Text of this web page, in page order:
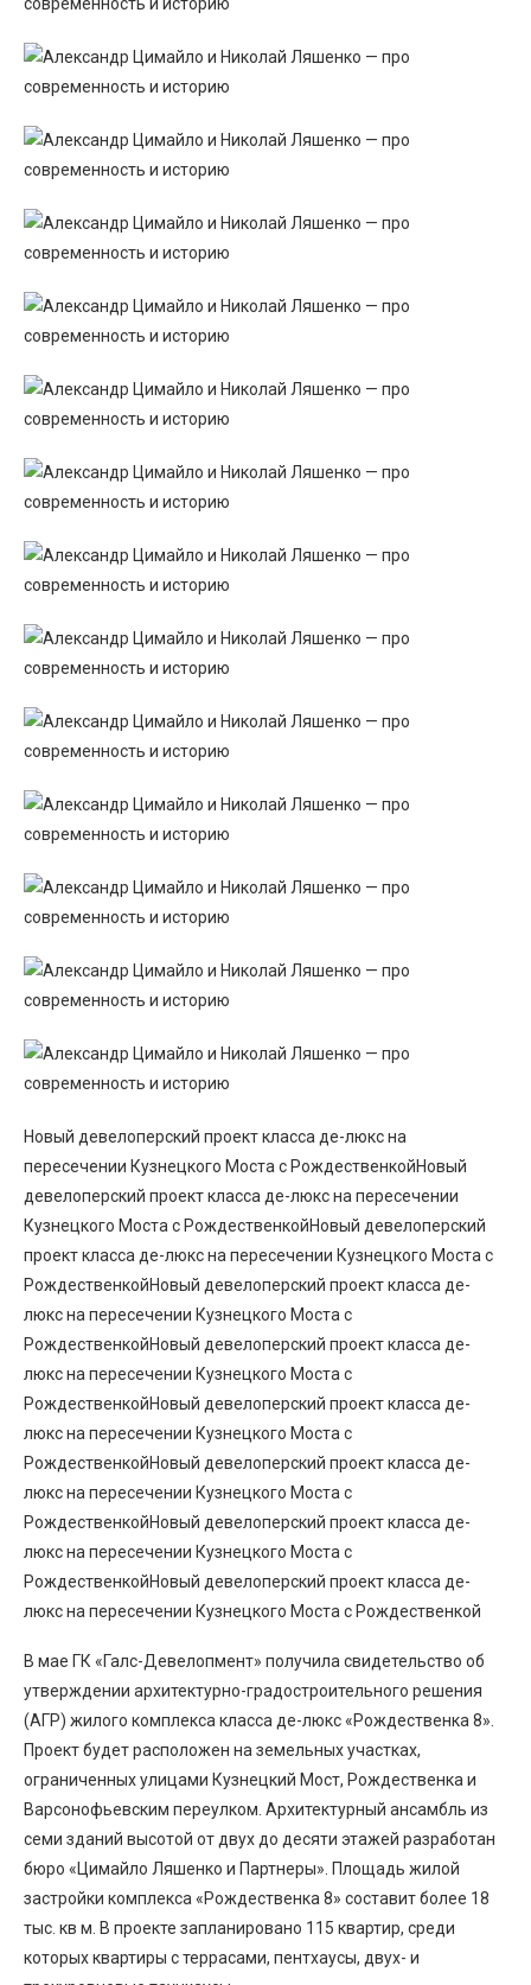
Новый девелоперский проект класса де-люкс на
пересечении Кузнецкого Моста с РождественкойНовый
девелоперский проект класса де-люкс на пересечении
Кузнецкого Моста с РождественкойНовый девелоперский
проект класса де-люкс на пересечении Кузнецкого Моста с
РождественкойНовый девелоперский проект класса де-
люкс на пересечении Кузнецкого Моста с
РождественкойНовый девелоперский проект класса де-
люкс на пересечении Кузнецкого Моста с
РождественкойНовый девелоперский проект класса де-
люкс на пересечении Кузнецкого Моста с
РождественкойНовый девелоперский проект класса де-
люкс на пересечении Кузнецкого Моста с
РождественкойНовый девелоперский проект класса де-
люкс на пересечении Кузнецкого Моста с
РождественкойНовый девелоперский проект класса де-
люкс на пересечении Кузнецкого Моста с Рождественкой
В мае ГК «Галс-Девелопмент» получила свидетельство об
утверждении архитектурно-градостроительного решения
(АГР) жилого комплекса класса де-люкс «Рождественка 8».
Проект будет расположен на земельных участках,
ограниченных улицами Кузнецкий Мост, Рождественка и
Варсонофьевским переулком. Архитектурный ансамбль из
семи зданий высотой от двух до десяти этажей разработан
бюро «Цимайло Ляшенко и Партнеры». Площадь жилой
застройки комплекса «Рождественка 8» составит более 18
тыс. кв м. В проекте запланировано 115 квартир, среди
которых квартиры с террасами, пентхаусы, двух- и